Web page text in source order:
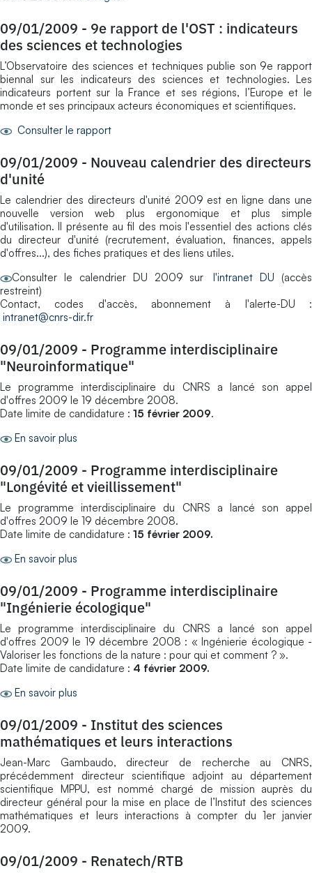
09/01/2009 - 9e rapport de l'OST : indicateurs
des sciences et technologies
L’Observatoire des sciences et techniques publie son 9e rapport
biennal sur les indicateurs des sciences et technologies. Les
indicateurs portent sur la France et ses régions, l’Europe et le
monde et ses principaux acteurs économiques et scientifiques.
Consulter le rapport
09/01/2009 - Nouveau calendrier des directeurs
d'unité
Le calendrier des directeurs d'unité 2009 est en ligne dans une
nouvelle version web plus ergonomique et plus simple
d'utilisation. Il présente au fil des mois l'essentiel des actions clés
du directeur d'unité (recrutement, évaluation, finances, appels
d'offres...), des fiches pratiques et des liens utiles.
Consulter le calendrier DU 2009 sur
l'intranet DU (accès
restreint)
Contact, codes d'accès, abonnement à l'alerte-DU :
intranet@cnrs-dir.fr
09/01/2009 - Programme interdisciplinaire
"Neuroinformatique"
Le programme interdisciplinaire du CNRS a lancé son appel
d'offres 2009 le 19 décembre 2008.
Date limite de candidature : 15 février 2009.
En savoir plus
09/01/2009 - Programme interdisciplinaire
"Longévité et vieillissement"
Le programme interdisciplinaire du CNRS a lancé son appel
d'offres 2009 le 19 décembre 2008.
Date limite de candidature : 15 février 2009.
En savoir plus
09/01/2009 - Programme interdisciplinaire
"Ingénierie écologique"
Le programme interdisciplinaire du CNRS a lancé son appel
d'offres 2009 le 19 décembre 2008 : « Ingénierie écologique -
Valoriser les fonctions de la nature : pour qui et comment ? ».
Date limite de candidature : 4 février 2009.
En savoir plus
09/01/2009 - Institut des sciences
mathématiques et leurs interactions
Jean-Marc Gambaudo, directeur de recherche au CNRS,
précédemment directeur scientifique adjoint au département
scientifique MPPU, est nommé chargé de mission auprès du
directeur général pour la mise en place de l’Institut des sciences
mathématiques et leurs interactions à compter du 1er janvier
2009.
09/01/2009 - Renatech/RTB